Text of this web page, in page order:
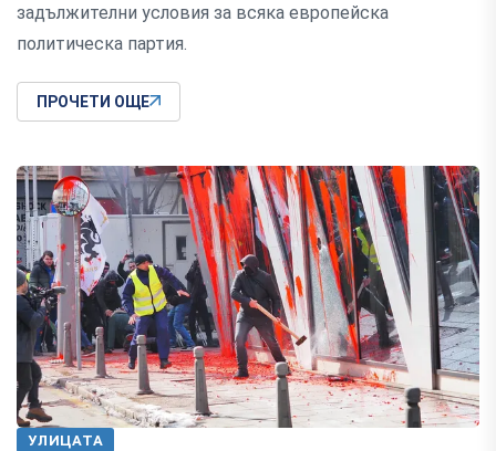
задължителни условия за всяка европейска
политическа партия.
ПРОЧЕТИ ОЩЕ
УЛИЦАТА